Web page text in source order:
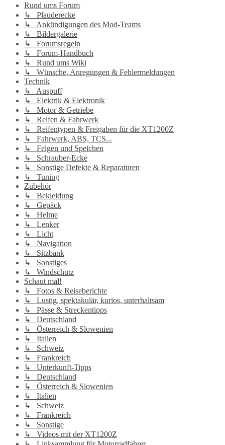
Rund ums Forum
↳ Plauderecke
↳ Ankündigungen des Mod-Teams
↳ Bildergalerie
↳ Forumsregeln
↳ Forum-Handbuch
↳ Rund ums Wiki
↳ Wünsche, Anregungen & Fehlermeldungen
Technik
↳ Auspuff
↳ Elektrik & Elektronik
↳ Motor & Getriebe
↳ Reifen & Fahrwerk
↳ Reifentypen & Freigaben für die XT1200Z
↳ Fahrwerk, ABS, TCS...
↳ Felgen und Speichen
↳ Schrauber-Ecke
↳ Sonstige Defekte & Reparaturen
↳ Tuning
Zubehör
↳ Bekleidung
↳ Gepäck
↳ Helme
↳ Lenker
↳ Licht
↳ Navigation
↳ Sitzbank
↳ Sonstiges
↳ Windschutz
Schaut mal!
↳ Fotos & Reiseberichte
↳ Lustig, spektakulär, kurios, unterhaltsam
↳ Pässe & Streckentipps
↳ Deutschland
↳ Österreich & Slowenien
↳ Italien
↳ Schweiz
↳ Frankreich
↳ Unterkunft-Tipps
↳ Deutschland
↳ Österreich & Slowenien
↳ Italien
↳ Schweiz
↳ Frankreich
↳ Sonstige
↳ Videos mit der XT1200Z